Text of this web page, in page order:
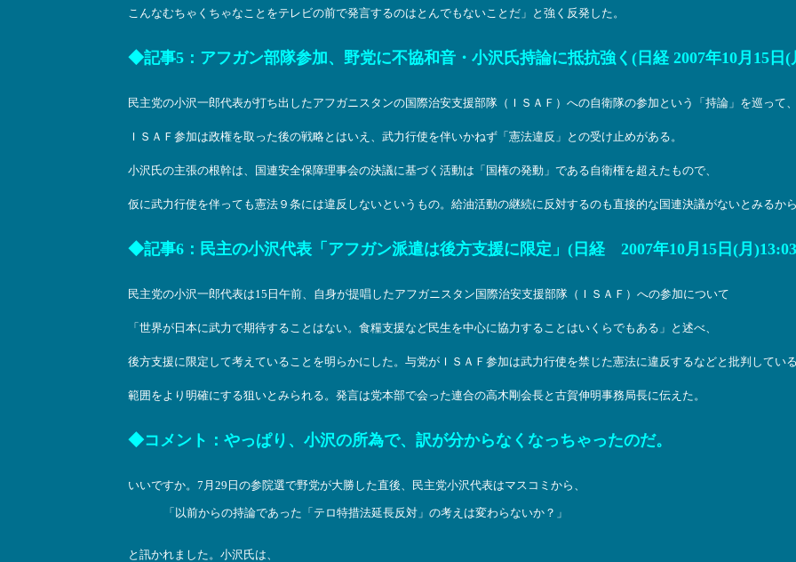
こんなむちゃくちゃなことをテレビの前で発言するのはとんでもないことだ」と強く反発した。
◆記事5：アフガン部隊参加、野党に不協和音・小沢氏持論に抵抗強く(日経 2007年10月15日(
民主党の小沢一郎代表が打ち出したアフガニスタンの国際治安支援部隊（ＩＳＡＦ）への自衛隊の参加という「持論」を巡って
ＩＳＡＦ参加は政権を取った後の戦略とはいえ、武力行使を伴いかねず「憲法違反」との受け止めがある。
小沢氏の主張の根幹は、国連安全保障理事会の決議に基づく活動は「国権の発動」である自衛権を超えたもので、
仮に武力行使を伴っても憲法９条には違反しないというもの。給油活動の継続に反対するのも直接的な国連決議がないとみるから
◆記事6：民主の小沢代表「アフガン派遣は後方支援に限定」(日経 2007年10月15日(月
民主党の小沢一郎代表は15日午前、自身が提唱したアフガニスタン国際治安支援部隊（ＩＳＡＦ）への参加について
「世界が日本に武力で期待することはない。食糧支援など民生を中心に協力することはいくらでもある」と述べ、
後方支援に限定して考えていることを明らかにした。与党がＩＳＡＦ参加は武力行使を禁じた憲法に違反するなどと批判している
範囲をより明確にする狙いとみられる。発言は党本部で会った連合の高木剛会長と古賀伸明事務局長に伝えた。
◆コメント：やっぱり、小沢の所為で、訳が分からなくなっちゃったのだ。
いいですか。7月29日の参院選で野党が大勝した直後、民主党小沢代表はマスコミから、
「以前からの持論であった「テロ特措法延長反対」の考えは変わらないか？」
と訊かれました。小沢氏は、